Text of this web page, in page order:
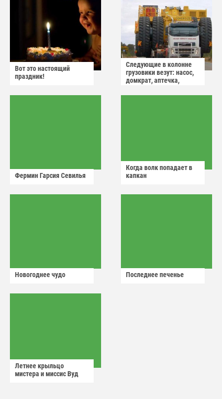
Вот это настоящий
праздник!
Следующие в колонне
грузовики везут: насос,
домкрат, аптечка,
Фермин Гарсия Севилья
Когда волк попадает в
капкан
Новогоднее чудо Последнее печенье
Летнее крыльцо
мистера и миссис Вуд